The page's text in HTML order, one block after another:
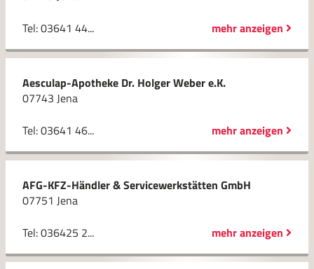
Tel: 03641 44...
mehr anzeigen
Aesculap-Apotheke Dr. Holger Weber e.K.
07743 Jena
Tel: 03641 46...
mehr anzeigen
AFG-KFZ-Händler & Servicewerkstätten GmbH
07751 Jena
Tel: 036425 2...
mehr anzeigen